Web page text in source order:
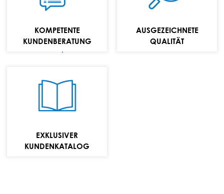
KOMPETENTE
KUNDENBERATUNG
+49 (0) 70 24 / 94
E-MAIL:
AUSGEZEICHNETE
QUALITÄT
EXKLUSIVER
KUNDENKATALOG
Waschtische und
Ansehen